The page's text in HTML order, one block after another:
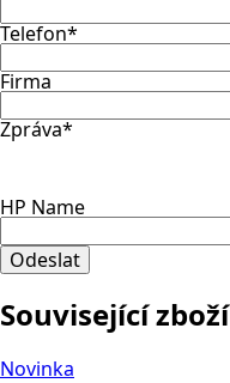
Telefon*
Firma
Zpráva*
HP Name
Odeslat
Související zboží
Novinka